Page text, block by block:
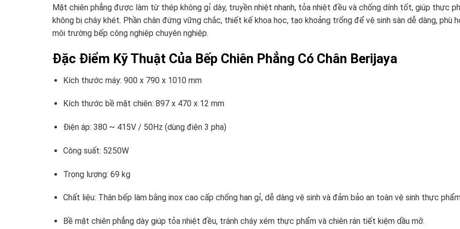
Mặt chiên phẳng được làm từ thép không gỉ dày, truyền nhiệt nhanh, tỏa nhiệt đều và chống dính tốt, giúp thực
không bị cháy khét. Phần chân đứng vững chắc, thiết kế khoa học, tạo khoảng trống để vệ sinh sàn dễ dàng, phù
môi trường bếp công nghiệp chuyên nghiệp.
Đặc Điểm Kỹ Thuật Của Bếp Chiên Phẳng Có Chân Berijaya
Kích thước máy: 900 x 790 x 1010 mm
Kích thước bề mặt chiên: 897 x 470 x 12 mm
Điện áp: 380 ~ 415V / 50Hz (dùng điện 3 pha)
Công suất: 5250W
Trọng lượng: 69 kg
Chất liệu: Thân bếp làm bằng inox cao cấp chống han gỉ, dễ dàng vệ sinh và đảm bảo an toàn vệ sinh thực
Bề mặt chiên phẳng dày giúp tỏa nhiệt đều, tránh cháy xém thực phẩm và chiên rán tiết kiệm dầu mỡ.